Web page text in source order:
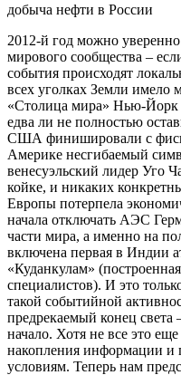
добыча нефти в России
2012-й год можно
мирового сообщества –
события происходят
всех уголках Земли имело
«Столица мира» Нью-Йорк
едва ли не полностью
США финишировали с
Америке несгибаемый
венесуэльский лидер Уго
койке, и никаких
Европы потерпела
начала отключать АЭС
части мира, а именно на
включена первая в Индии
«Куданкулам»
специалистов). И это
такой событийной
предрекаемый конец света
начало. Хотя не все это
накопления информации и
условиям. Теперь нам